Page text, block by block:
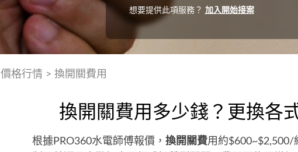
想要提供此項服務？ 加入開始接案
價格行情> 換開關費用
換開關費用多少錢？更換各
根據PRO360水電師傅報價， 換開關費用約$600~$2,500/